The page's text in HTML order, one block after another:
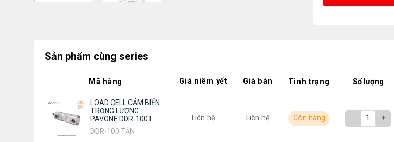
Sản phẩm cùng series
Mã hàng Giá niêm yết Giá bán Tình trạng Số lượng
LOAD CELL CẢM BIẾN
TRỌNG LƯỢNG
PAVONE DDR-100T
DDR-100 TẤN
Liên hệ Liên hệ Còn hàng - +